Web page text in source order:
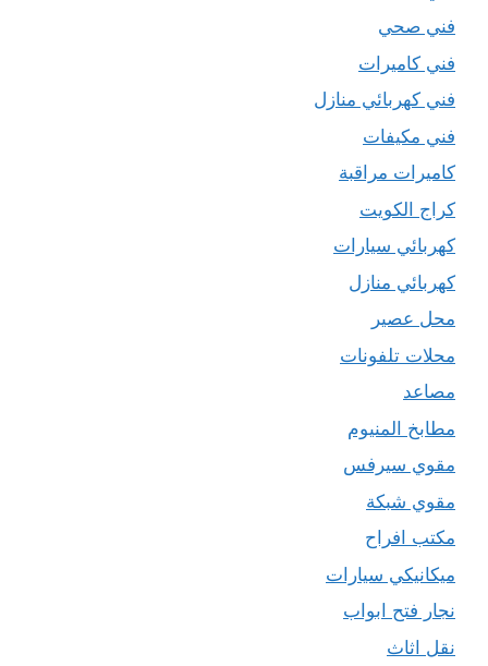
فني صحي
فني كاميرات
فني كهربائي منازل
فني مكيفات
كاميرات مراقبة
كراج الكويت
كهربائي سيارات
كهربائي منازل
محل عصير
محلات تلفونات
مصاعد
مطابخ المنيوم
مقوي سيرفس
مقوي شبكة
مكتب افراح
ميكانيكي سيارات
نجار فتح ابواب
نقل اثاث